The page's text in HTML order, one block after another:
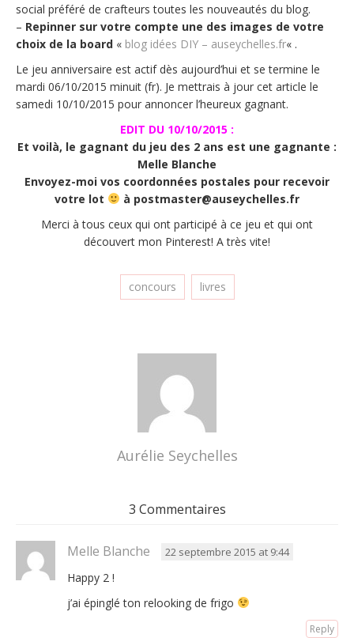
social préféré de crafteurs toutes les nouveautés du blog.
– Repinner sur votre compte une des images de votre
choix de la board « blog idées DIY – auseychelles.fr« .
Le jeu anniversaire est actif dès aujourd’hui et se termine le
mardi 06/10/2015 minuit (fr). Je mettrais à jour cet article le
samedi 10/10/2015 pour annoncer l’heureux gagnant.
EDIT DU 10/10/2015 :
Et voilà, le gagnant du jeu des 2 ans est une gagnante :
Melle Blanche
Envoyez-moi vos coordonnées postales pour recevoir
votre lot
à postmaster@auseychelles.fr
Merci à tous ceux qui ont participé à ce jeu et qui ont
découvert mon Pinterest! A très vite!
concours livres
Aurélie Seychelles
3 Commentaires
Melle Blanche 22 septembre 2015 at 9:44
Happy 2 !
j’ai épinglé ton relooking de frigo
Reply